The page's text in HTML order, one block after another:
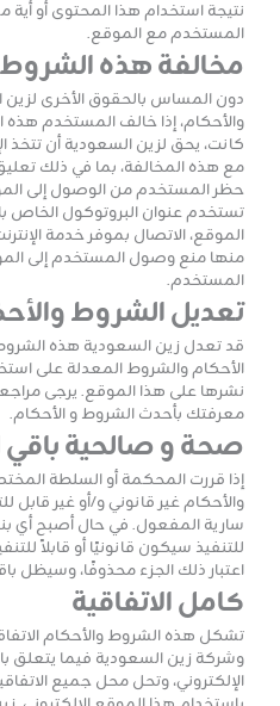
نتيجة استخدام هذا المحتوى أو
المستخدم مع الموقع.
مخالفة هذه الشروط
دون المساس بالحقوق الأخرى
والأحكام، إذا خالف المستخدم
كانت، يحق لزين السعودية أن تتخذ
مع هذه المخالفة، بما في ذلك
حظر المستخدم من الوصول إلى
تستخدم عنوان البروتوكول
الموقع، الاتصال بموفر خدمة
منها منع وصول المستخدم إلى
المستخدم.
تعديل الشروط
قد تعدل زين السعودية هذه
الأحكام والشروط المعدلة على
نشرها على هذا الموقع. يرجى
معرفتك بأحدث الشروط و الأحكام.
صحة و صالحية باقي
إذا قررت المحكمة أو السلطة
والأحكام غير قانوني و/أو غير
سارية المفعول. في حال أصبح أي
للتنفيذ سيكون قانونيًا أو قابلاً
اعتبار ذلك الجزء محذوفًا، وسيظل
كامل الاتفاقية
تشكل هذه الشروط والأحكام
وشركة زين السعودية فيما يتعلق
الإلكتروني، وتحل محل جميع